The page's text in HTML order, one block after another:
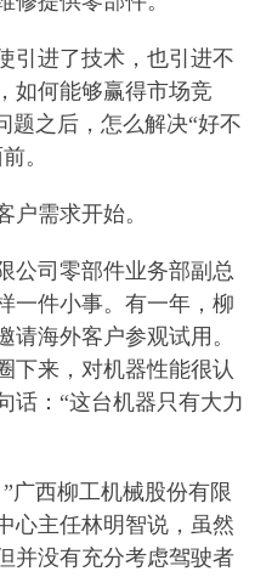
进了技术，也引进不
如何能够赢得市场竞
题之后，怎么解决“好不
。
需求开始。
司零部件业务部副总
一件小事。有一年，柳
请海外客户参观试用。
下来，对机器性能很认
话：“这台机器只有大力
西柳工机械股份有限
心主任林明智说，虽然
并没有充分考虑驾驶者